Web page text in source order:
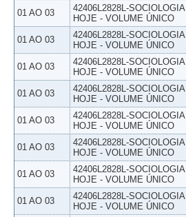
01 AO 03
42406L2828L-SOCIOLOGIA
HOJE - VOLUME ÚNICO
01 AO 03
42406L2828L-SOCIOLOGIA
HOJE - VOLUME ÚNICO
01 AO 03
42406L2828L-SOCIOLOGIA
HOJE - VOLUME ÚNICO
01 AO 03
42406L2828L-SOCIOLOGIA
HOJE - VOLUME ÚNICO
01 AO 03
42406L2828L-SOCIOLOGIA
HOJE - VOLUME ÚNICO
01 AO 03
42406L2828L-SOCIOLOGIA
HOJE - VOLUME ÚNICO
01 AO 03
42406L2828L-SOCIOLOGIA
HOJE - VOLUME ÚNICO
01 AO 03
42406L2828L-SOCIOLOGIA
HOJE - VOLUME ÚNICO